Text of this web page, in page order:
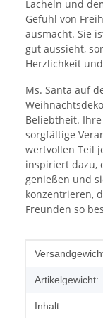
Lächeln und
Gefühl von
ausmacht. Sie
gut aussieht,
Herzlichkeit
Ms. Santa auf
Beliebtheit.
sorgfältige
wertvollen Teil
inspiriert dazu,
genießen und
konzentrieren,
Freunden so
Wert
Artikelgewicht:
Inhalt: